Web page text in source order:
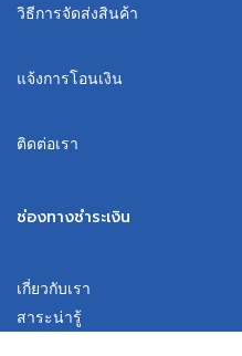
วิธีการจัดส่งสินค้า
แจ้งการโอนเงิน
ติดต่อเรา
ช่องทางชำระเงิน
เกี่ยวกับเรา
สาระน่ารู้